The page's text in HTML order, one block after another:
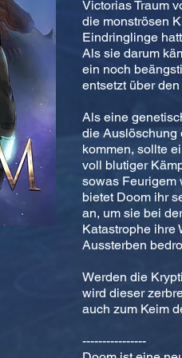
Victorias Traum
die monströsen
Eindringlinge
Als sie darum
ein noch
entsetzt über
Als eine
die Auslöschung
kommen, sollte
voll blutiger
sowas Feurigem
bietet Doom ihr
an, um sie bei
Katastrophe ihre
Aussterben
Werden die
wird dieser
auch zum Keim
----------------